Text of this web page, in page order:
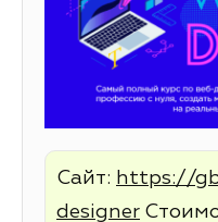
Сайт: https://
designer